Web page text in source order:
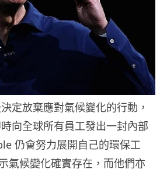
定放棄應對氣候變化的行動，
向全球所有員工發出一封內部
仍會努力展開自己的環保工
氣候變化確實存在，而他們亦